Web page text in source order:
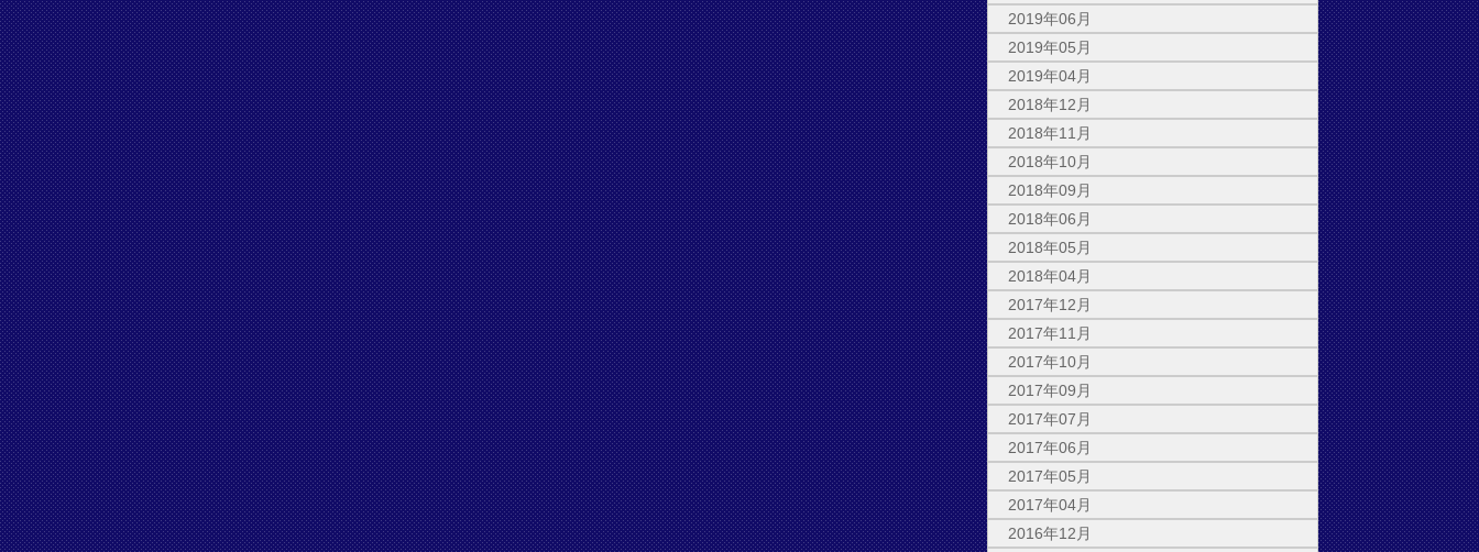
2019年06月
2019年05月
2019年04月
2018年12月
2018年11月
2018年10月
2018年09月
2018年06月
2018年05月
2018年04月
2017年12月
2017年11月
2017年10月
2017年09月
2017年07月
2017年06月
2017年05月
2017年04月
2016年12月